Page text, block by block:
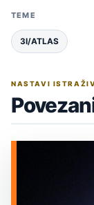
TEME
3I/ATLAS
NASTAVI